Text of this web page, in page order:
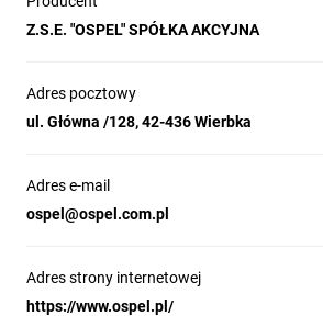
Z.S.E. "OSPEL" SPÓŁKA AKCYJNA
Adres pocztowy
ul. Główna /128, 42-436 Wierbka
Adres e-mail
ospel@ospel.com.pl
Adres strony internetowej
https://www.ospel.pl/